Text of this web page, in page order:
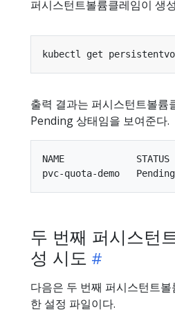
퍼시스턴트볼륨클레임이 생
kubectl get
출력 결과는 퍼시스턴트볼륨
Pending 상태임을 보여준다.
NAME             STATUS
두 번째 퍼시스턴
성 시도
다음은 두 번째 퍼시스턴트
한 설정 파일이다.